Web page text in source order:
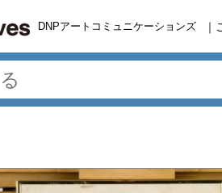
DNPアートコミュニケーションズ ｜